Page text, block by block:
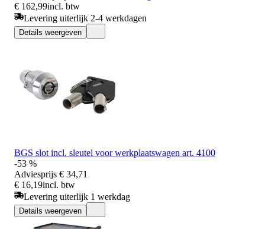
€ 162,99incl. btw
Levering uiterlijk 2-4 werkdagen
Details weergeven
BGS slot incl. sleutel voor werkplaatswagen art. 4100
-53 %
Adviesprijs € 34,71
€ 16,19incl. btw
Levering uiterlijk 1 werkdag
Details weergeven